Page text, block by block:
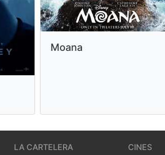
Moana
LA CARTELERA CINES